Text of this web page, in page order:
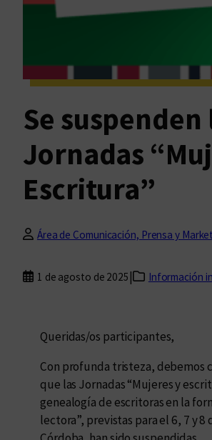
Se suspenden
Jornadas
Escritura”
Área de Comunicación, Prensa y
1 de agosto de 2025 | Información
Queridas/os participantes,
Con profunda tristeza, debemos
que las Jornadas “Mujeres y
genealogía de escritoras en la
lectora”, previstas para el 6, 7 y 8